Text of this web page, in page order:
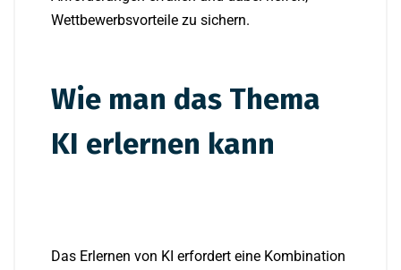
Wettbewerbsvorteile zu sichern.
Wie man das Thema
KI erlernen kann
Das Erlernen von KI erfordert eine Kombination